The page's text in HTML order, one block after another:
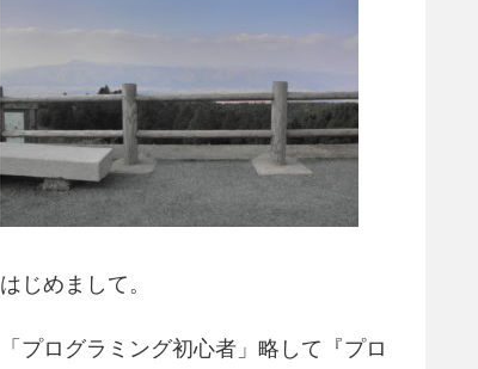
はじめまして。
「プログラミング初心者」略して『プロ